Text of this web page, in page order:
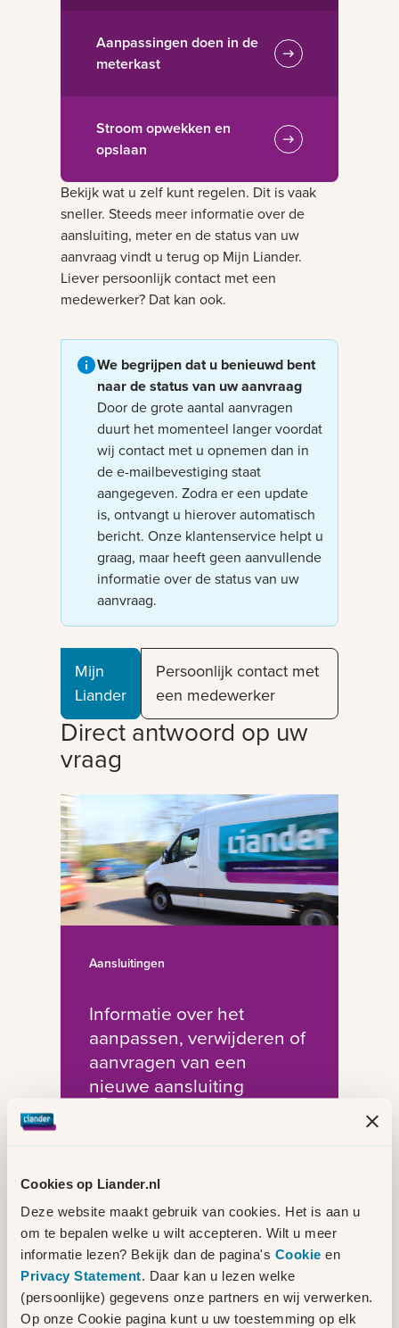
Cookies op Liander.nl
Deze website maakt gebruik van cookies. Het is aan u
om te bepalen welke u wilt accepteren. Wilt u meer
informatie lezen? Bekijk dan de pagina's Cookie en
Privacy Statement. Daar kan u lezen welke
(persoonlijke) gegevens onze partners en wij verwerken.
Op onze Cookie pagina kunt u uw toestemming op elk
Aanpassingen doen in de
meterkast
Stroom opwekken en
opslaan
Bekijk wat u zelf kunt regelen. Dit is vaak
sneller. Steeds meer informatie over de
aansluiting, meter en de status van uw
aanvraag vindt u terug op Mijn Liander.
Liever persoonlijk contact met een
medewerker? Dat kan ook.
We begrijpen dat u benieuwd bent
naar de status van uw aanvraag
Door de grote aantal aanvragen
duurt het momenteel langer voordat
wij contact met u opnemen dan in
de e-mailbevestiging staat
aangegeven. Zodra er een update
is, ontvangt u hierover automatisch
bericht. Onze klantenservice helpt u
graag, maar heeft geen aanvullende
informatie over de status van uw
aanvraag.
Mijn
Liander
Persoonlijk contact met
een medewerker
Direct antwoord op uw
vraag
Aansluitingen
Informatie over het
aanpassen, verwijderen of
aanvragen van een
nieuwe aansluiting
Meters en Meterstanden
Alles over de energiemeter en
meterstanden